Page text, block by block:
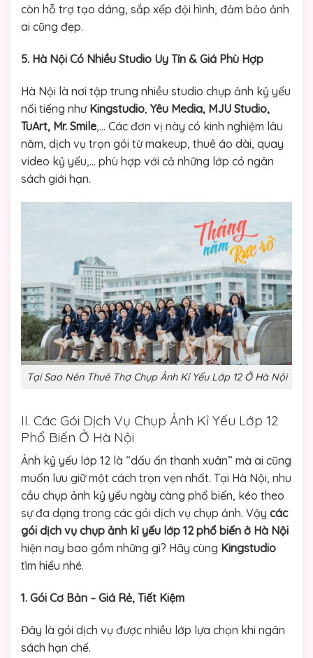
còn hỗ trợ tạo dáng, sắp xếp đội hình, đảm bảo ảnh
ai cũng đẹp.
5. Hà Nội Có Nhiều Studio Uy Tín & Giá Phù Hợp
Hà Nội là nơi tập trung nhiều studio chụp ảnh kỷ yếu
nổi tiếng như Kingstudio, Yêu Media, MJU Studio,
TuArt, Mr. Smile,… Các đơn vị này có kinh nghiệm lâu
năm, dịch vụ trọn gói từ makeup, thuê áo dài, quay
video kỷ yếu,… phù hợp với cả những lớp có ngân
sách giới hạn.
Tại Sao Nên Thuê Thợ Chụp Ảnh Kỉ Yếu Lớp 12 Ở Hà Nội
II. Các Gói Dịch Vụ Chụp Ảnh Kỉ Yếu Lớp 12
Phổ Biến Ở Hà Nội
Ảnh kỷ yếu lớp 12 là “dấu ấn thanh xuân” mà ai cũng
muốn lưu giữ một cách trọn vẹn nhất. Tại Hà Nội, nhu
cầu chụp ảnh kỷ yếu ngày càng phổ biến, kéo theo
sự đa dạng trong các gói dịch vụ chụp ảnh. Vậy các
gói dịch vụ chụp ảnh kỉ yếu lớp 12 phổ biến ở Hà Nội
hiện nay bao gồm những gì? Hãy cùng Kingstudio
tìm hiểu nhé.
1. Gói Cơ Bản – Giá Rẻ, Tiết Kiệm
Đây là gói dịch vụ được nhiều lớp lựa chọn khi ngân
sách hạn chế.